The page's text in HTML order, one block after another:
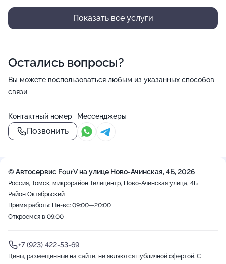
Показать все услуги
Остались вопросы?
Вы можете воспользоваться любым из указанных способов
связи
Контактный номер
Позвонить
Мессенджеры
© Автосервис FourV на улице Ново-Ачинская, 4Б, 2026
Россия, Томск, микрорайон Телецентр, Ново-Ачинская улица, 4Б
Район Октябрьский
Время работы: Пн-вс: 09:00—20:00
Откроемся в 09:00
+7 (923) 422-53-69
Цены, размещенные на сайте, не являются публичной офертой. С